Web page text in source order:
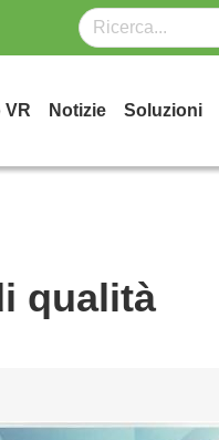
VR Notizie Soluzioni
qualità